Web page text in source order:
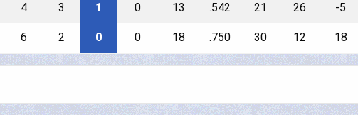
4 3 1 0 13 .542 21 26 -5
6 2 0 0 18 .750 30 12 18